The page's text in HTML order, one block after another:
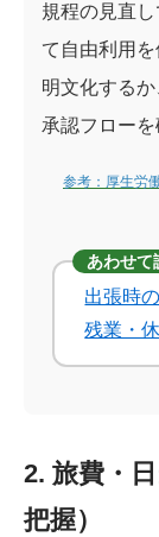
規程の見直
て自由利用
明文化する
承認フローを
参考：厚生労
あわせて
出張時
残業・
2. 旅費・
把握）